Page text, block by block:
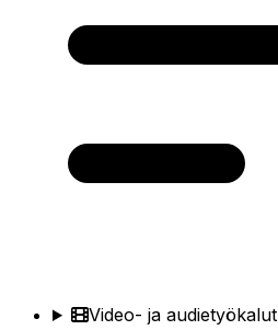
Video- ja audietyökalut